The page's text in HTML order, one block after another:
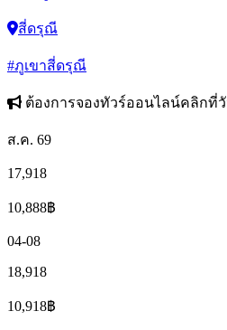
สี่ดรุณี
#ภูเขาสี่ดรุณี
ต้องการจองทัวร์ออนไลน์คลิกที่
ส.ค. 69
17,918
10,888฿
04-08
18,918
10,918฿